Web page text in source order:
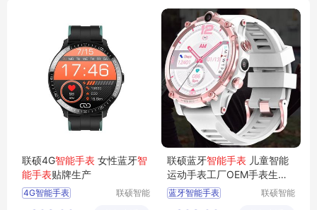
联硕4G智能手表 女性蓝牙智
能手表贴牌生产
4G智能手表
联硕智能
联硕蓝牙智能手表 儿童智能
运动手表工厂OEM手表生产
厂商
蓝牙智能手表
联硕智能